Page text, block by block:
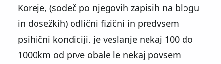
Koreje, (sodeč po njegovih zapisih na blogu
in dosežkih) odlični fizični in predvsem
psihični kondiciji, je veslanje nekaj 100 do
1000km od prve obale le nekaj povsem